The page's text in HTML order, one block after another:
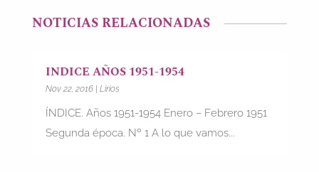
NOTICIAS RELACIONADAS
INDICE AÑOS 1951-1954
Nov 22, 2016| Lirios
ÍNDICE. Años 1951-1954 Enero – Febrero 1951
Segunda época. Nº 1 A lo que vamos...